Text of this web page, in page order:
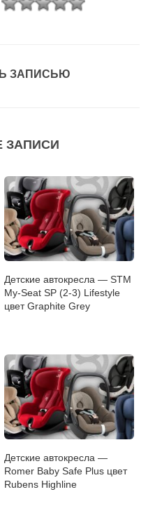
ЗАПИСЬЮ
ЗАПИСИ
Детские автокресла — STM
My-Seat SP (2-3) Lifestyle
цвет Graphite Grey
Детские автокресла —
Romer Baby Safe Plus цвет
Rubens Highline